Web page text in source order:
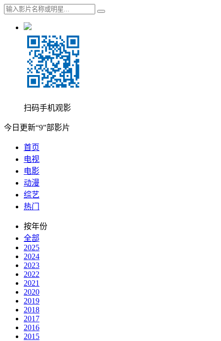
扫码手机观影
今日更新“9”部影片
首页
电视
电影
动漫
综艺
热门
按年份
全部
2025
2024
2023
2022
2021
2020
2019
2018
2017
2016
2015